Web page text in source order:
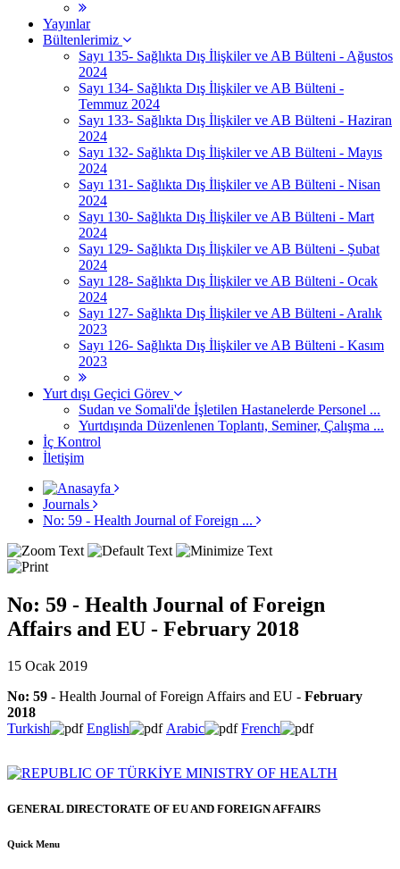
Yayınlar
Bültenlerimiz
Sayı 135- Sağlıkta Dış İlişkiler ve AB Bülteni - Ağustos
2024
Sayı 134- Sağlıkta Dış İlişkiler ve AB Bülteni -
Temmuz 2024
Sayı 133- Sağlıkta Dış İlişkiler ve AB Bülteni - Haziran
2024
Sayı 132- Sağlıkta Dış İlişkiler ve AB Bülteni - Mayıs
2024
Sayı 131- Sağlıkta Dış İlişkiler ve AB Bülteni - Nisan
2024
Sayı 130- Sağlıkta Dış İlişkiler ve AB Bülteni - Mart
2024
Sayı 129- Sağlıkta Dış İlişkiler ve AB Bülteni - Şubat
2024
Sayı 128- Sağlıkta Dış İlişkiler ve AB Bülteni - Ocak
2024
Sayı 127- Sağlıkta Dış İlişkiler ve AB Bülteni - Aralık
2023
Sayı 126- Sağlıkta Dış İlişkiler ve AB Bülteni - Kasım
2023
Yurt dışı Geçici Görev
Sudan ve Somali'de İşletilen Hastanelerde Personel ...
Yurtdışında Düzenlenen Toplantı, Seminer, Çalışma ...
İç Kontrol
İletişim
Journals
No: 59 - Health Journal of Foreign ...
No: 59 - Health Journal of Foreign
Affairs and EU - February 2018
15 Ocak 2019
No: 59 - Health Journal of Foreign Affairs and EU - February
2018
Turkish
English Arabic French
GENERAL DIRECTORATE OF EU AND FOREIGN AFFAIRS
Quick Menu